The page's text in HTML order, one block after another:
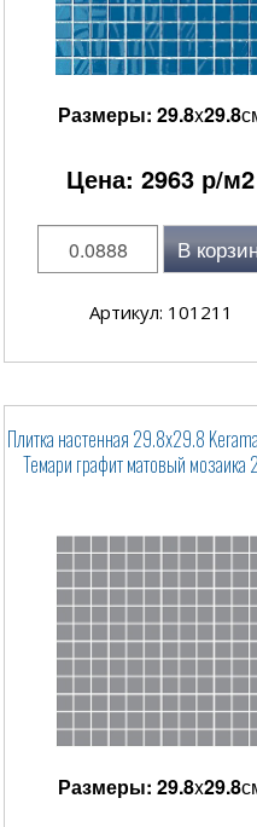
Размеры: 29.8x29.8
Цена: 2963 р/м2
В
Артикул: 101211
Плитка настенная 29.8x29.8
Темари графит матовый
Размеры: 29.8x29.8